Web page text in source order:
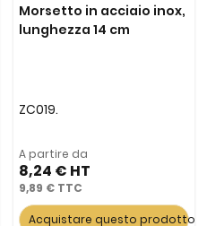
Morsetto in acciaio inox,
lunghezza 14 cm
ZC019.
A partire da
8,24 €
9,89 €
Acquistare questo prodotto